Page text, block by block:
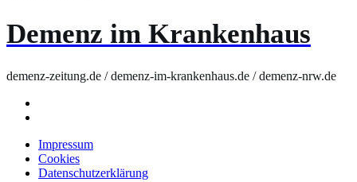
Demenz im Krankenhaus
demenz-zeitung.de / demenz-im-krankenhaus.de / demenz-nrw.de
Impressum
Cookies
Datenschutzerklärung